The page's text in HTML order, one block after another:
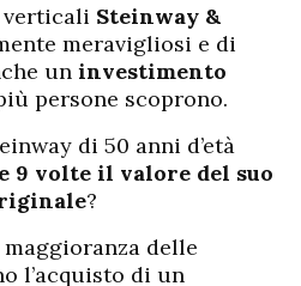
verticali Steinway &
meravigliosi e di
un investimento
persone scoprono.
di 50 anni d’età
9 volte il valore del suo
?
delle
l’acquisto di un